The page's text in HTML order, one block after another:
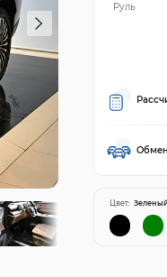
Руль
Цвет: Зеленый